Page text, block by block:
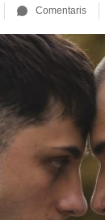
Comentaris